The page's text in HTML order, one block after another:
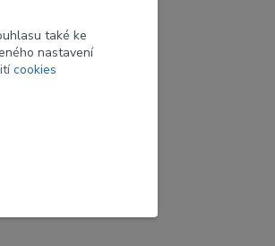
také ke
nastavení
cookies